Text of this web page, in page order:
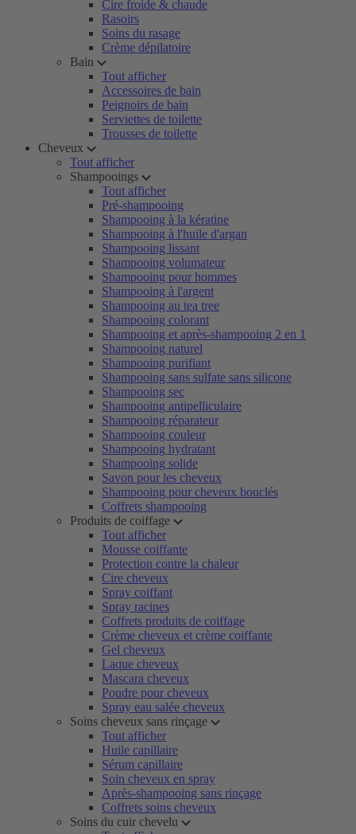
Cire froide & chaude
Rasoirs
Soins du rasage
Crème dépilatoire
Bain
Tout afficher
Accessoires de bain
Peignoirs de bain
Serviettes de toilette
Trousses de toilette
Cheveux
Tout afficher
Shampooings
Tout afficher
Pré-shampooing
Shampooing à la kératine
Shampooing à l'huile d'argan
Shampooing lissant
Shampooing volumateur
Shampooing pour hommes
Shampooing à l'argent
Shampooing au tea tree
Shampooing colorant
Shampooing et après-shampooing 2 en 1
Shampooing naturel
Shampooing purifiant
Shampooing sans sulfate sans silicone
Shampooing sec
Shampooing antipelliculaire
Shampooing réparateur
Shampooing couleur
Shampooing hydratant
Shampooing solide
Savon pour les cheveux
Shampooing pour cheveux bouclés
Coffrets shampooing
Produits de coiffage
Tout afficher
Mousse coiffante
Protection contre la chaleur
Cire cheveux
Spray coiffant
Spray racines
Coffrets produits de coiffage
Crème cheveux et crème coiffante
Gel cheveux
Laque cheveux
Mascara cheveux
Poudre pour cheveux
Spray eau salée cheveux
Soins cheveux sans rinçage
Tout afficher
Huile capillaire
Sérum capillaire
Soin cheveux en spray
Après-shampooing sans rinçage
Coffrets soins cheveux
Soins du cuir chevelu